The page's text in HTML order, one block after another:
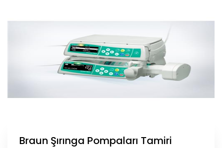
Braun Şırınga Pompaları Tamiri